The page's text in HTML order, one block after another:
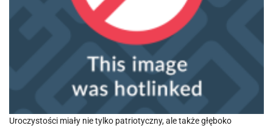
Uroczystości miały nie tylko patriotyczny, ale także głęboko